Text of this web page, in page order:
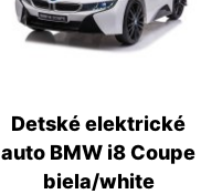
Detské elektrické
auto BMW i8 Coupe
biela/white